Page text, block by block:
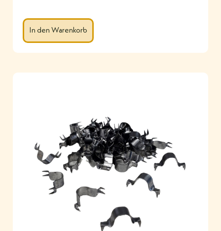
In den Warenkorb